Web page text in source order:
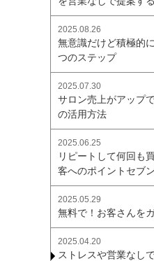
2025.08.26
無意識だけど積極的
つのステップ
2025.07.30
サロン売上がアップ
の活用方法
2025.06.25
リピートして何回も
客へのポイントセブン
2025.05.29
無料で！お客さんを
2025.04.20
ストレスや営業なし